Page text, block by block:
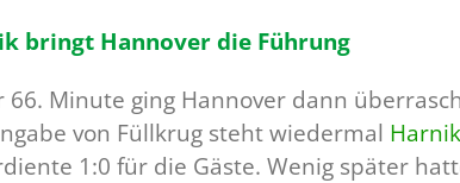
bringt Hannover die Führung
66. Minute ging Hannover dann
von Füllkrug steht wiedermal Harnik
1:0 für die Gäste. Wenig später